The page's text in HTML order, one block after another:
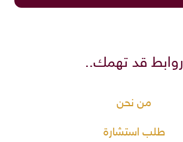
روابط قد تهمك..
من نحن
طلب استشارة